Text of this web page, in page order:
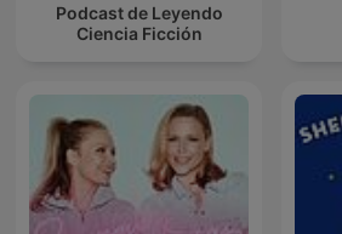
Podcast de Leyendo
Ciencia Ficción